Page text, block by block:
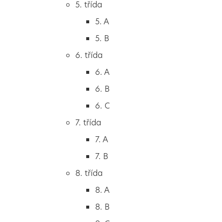
2. B
3. A
4. A
5. A
5. třída
5. A
5. B
6. třída
6. A
6. B
6. C
7. třída
7. A
7. B
8. třída
8. A
8. B